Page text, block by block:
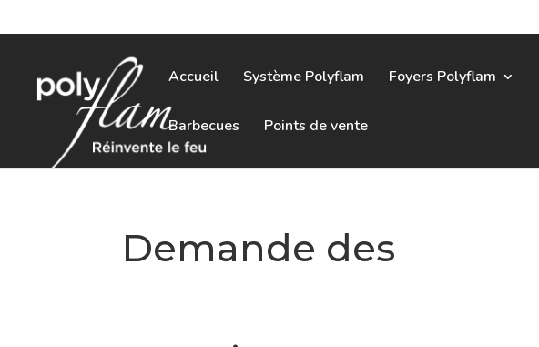
Accueil Système Polyflam Foyers Polyflam
Barbecues Points de vente
Demande des